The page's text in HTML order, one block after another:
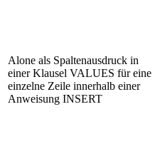
Alone als Spaltenausdruck in
einer Klausel VALUES für eine
einzelne Zeile innerhalb einer
Anweisung INSERT